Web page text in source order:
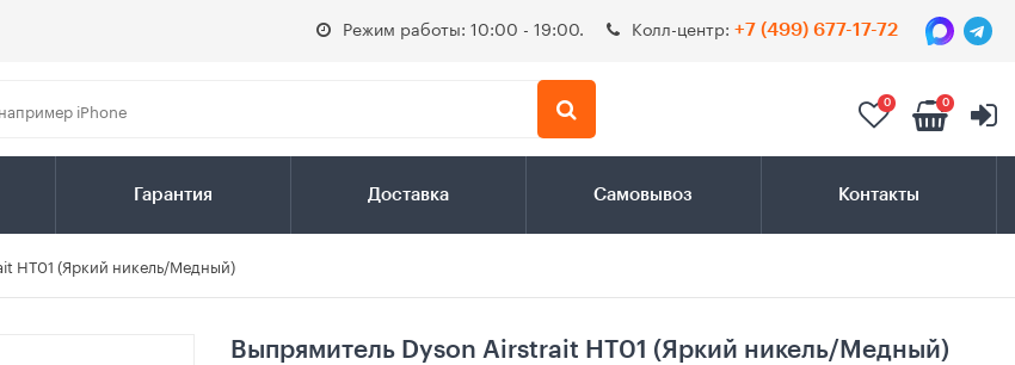
Режим работы: 10:00 - 19:00. Колл-центр: +7 (499) 677-17-72
0 0
Гарантия Доставка Самовывоз Контакты
HT01 (Яркий никель/Медный)
Выпрямитель Dyson Airstrait HT01 (Яркий никель/Медный)